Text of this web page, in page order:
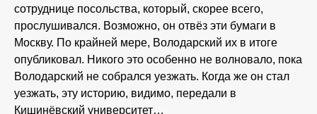
сотруднице посольства, который, скорее всего,
прослушивался. Возможно, он отвёз эти бумаги в
Москву. По крайней мере, Володарский их в итоге
опубликовал. Никого это особенно не волновало, пока
Володарский не собрался уезжать. Когда же он стал
уезжать, эту историю, видимо, передали в
Кишинёвский университет…